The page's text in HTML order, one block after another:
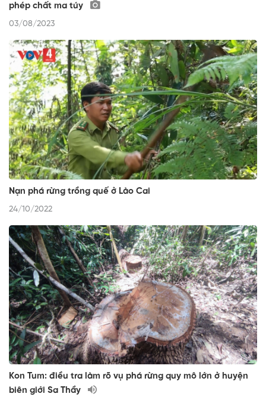
phép chất ma túy
03/08/2023
Nạn phá rừng trồng quế ở Lào Cai
24/10/2022
Kon Tum: điều tra làm rõ vụ phá rừng quy mô lớn ở huyện
biên giới Sa Thầy